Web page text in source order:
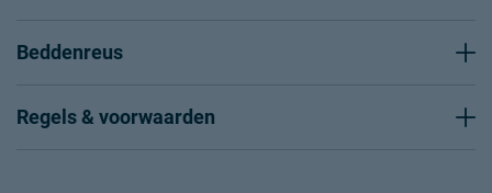
Beddenreus
Regels & voorwaarden